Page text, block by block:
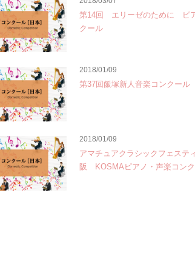
第14回 エリーゼのために ピ
クール
2018/01/09
第37回飯塚新人音楽コンクール
2018/01/09
アマチュアクラシックフェステ
阪 KOSMAピアノ・声楽コン